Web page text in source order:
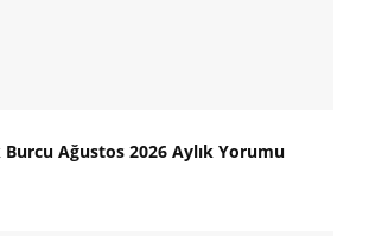
Ağustos 2026 Aylık Yorumu